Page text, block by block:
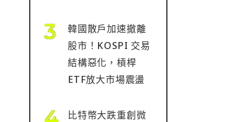
韓國散戶加速撤離
股市！KOSPI 交易
結構惡化，槓桿
ETF放大市場震盪
比特幣大跌重創微